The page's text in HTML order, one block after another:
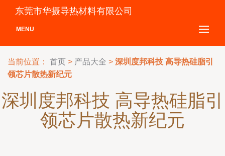
东莞市华摄导热材料有限公司
MENU
当前位置： 首页 > 产品大全 > 深圳度邦科技 高导热硅脂引
领芯片散热新纪元
深圳度邦科技 高导热硅脂引
领芯片散热新纪元